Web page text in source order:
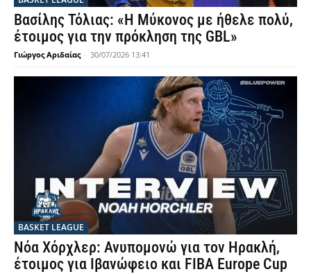
Βασίλης Τόλιας: «Η Μύκονος με ήθελε πολύ,
έτοιμος για την πρόκληση της GBL»
Γιώργος Αριδαίας - 30/07/2026 13:41
BASKET LEAGUE
Νόα Χόρχλερ: Ανυπομονώ για τον Ηρακλή,
έτοιμος για Ιβανώφειο και FIBA Europe Cup